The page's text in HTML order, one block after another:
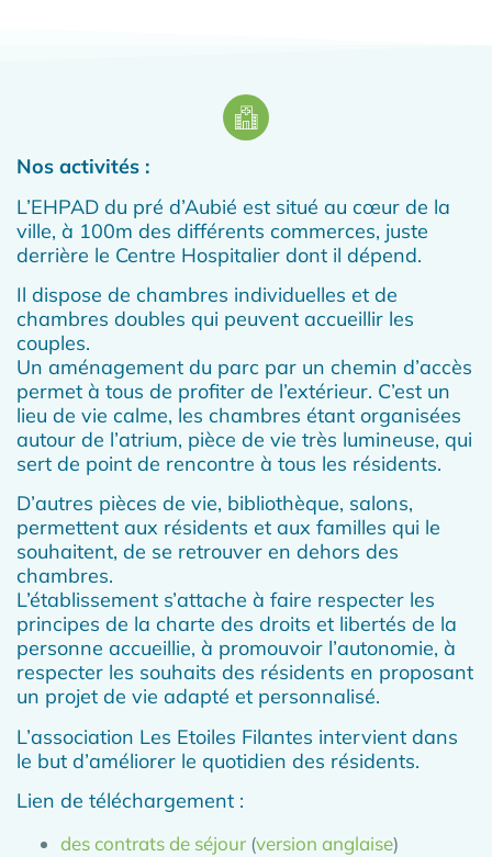
Nos activités :
L’EHPAD du pré d’Aubié est situé au cœur de la
ville, à 100m des différents commerces, juste
derrière le Centre Hospitalier dont il dépend.​
Il dispose de chambres individuelles et de
chambres doubles qui peuvent accueillir les
couples.
Un aménagement du parc par un chemin d’accès
permet à tous de profiter de l’extérieur. C’est un
lieu de vie calme, les chambres étant organisées
autour de l’atrium, pièce de vie très lumineuse, qui
sert de point de rencontre à tous les résidents.​
D’autres pièces de vie, bibliothèque, salons,
permettent aux résidents et aux familles qui le
souhaitent, de se retrouver en dehors des
chambres.
L’établissement s’attache à faire respecter les
principes de la charte des droits et libertés de la
personne accueillie, à promouvoir l’autonomie, à
respecter les souhaits des résidents en proposant
un projet de vie adapté et personnalisé.​
L’association Les Etoiles Filantes intervient dans
le but d’améliorer le quotidien des résidents.
Lien de téléchargement :
des contrats de séjour (version anglaise)